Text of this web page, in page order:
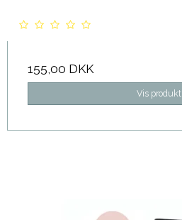
155,00 DKK
Vis produkt